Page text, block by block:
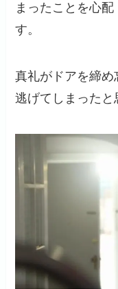
まったことを心
す。
真礼がドアを締め
逃げてしまったと